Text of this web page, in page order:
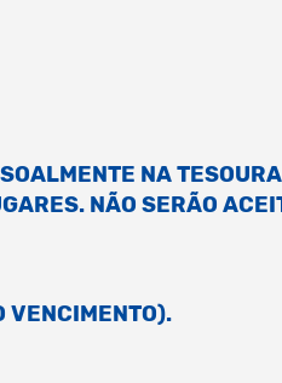
NA
NÃO SERÃO
VENCIMENTO).